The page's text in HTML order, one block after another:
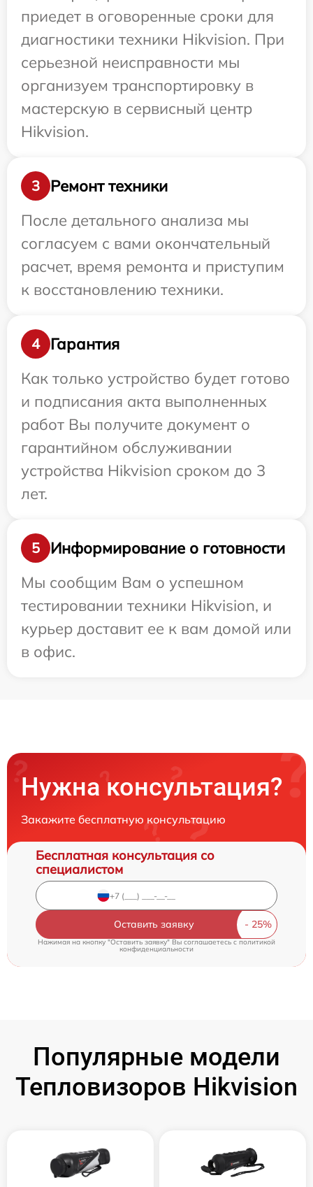
приедет в оговоренные сроки для
диагностики техники Hikvision. При
серьезной неисправности мы
организуем транспортировку в
мастерскую в сервисный центр
Hikvision.
3
Ремонт техники
После детального анализа мы
согласуем с вами окончательный
расчет, время ремонта и приступим
к восстановлению техники.
4
Гарантия
Как только устройство будет готово
и подписания акта выполненных
работ Вы получите документ о
гарантийном обслуживании
устройства Hikvision сроком до 3
лет.
5
Информирование о готовности
Мы сообщим Вам о успешном
тестировании техники Hikvision, и
курьер доставит ее к вам домой или
в офис.
Нужна консультация?
Закажите бесплатную консультацию
Бесплатная консультация со
специалистом
Оставить заявку
Нажимая на кнопку "Оставить заявку" Вы соглашаетесь c политикой
конфиденциальности
Популярные модели
Тепловизоров Hikvision